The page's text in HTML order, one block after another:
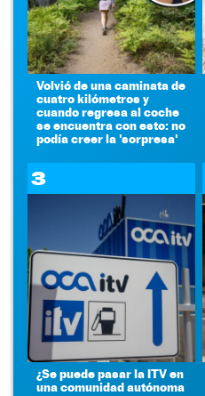
Volvió de una caminata de
cuatro kilómetros y
cuando regresa al coche
se encuentra con esto: no
podía creer la 'sorpresa'
3
¿Se puede pasar la ITV en
una comunidad autónoma